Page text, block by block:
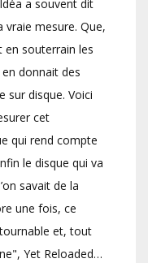
a souvent dit
vraie mesure. Que,
en souterrain les
donnait des
sur disque. Voici
cet
qui rend compte
le disque qui va
savait de la
une fois, ce
et, tout
Yet Reloaded…